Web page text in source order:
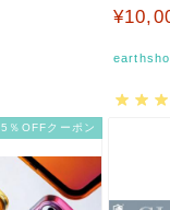
品未使
5％OFFクーポン